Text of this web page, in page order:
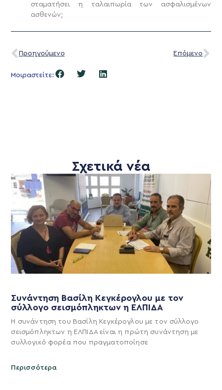
σταματήσει η ταλαιπωρία των ασφαλισμένων
ασθενών;
Προηγούμενο Επόμενο
Μοιραστείτε:
Σχετικά νέα
Συνάντηση Βασίλη Κεγκέρογλου με τον
σύλλογο σεισμόπληκτων η ΕΛΠΙΔΑ
Η συνάντηση του Βασίλη Κεγκέρογλου με τον σύλλογο
σεισμόπληκτων η ΕΛΠΙΔΑ είναι η πρώτη συνάντηση με
συλλογικό φορέα που πραγματοποίησε
Περισσότερα